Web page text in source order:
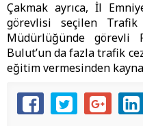
Çakmak ayrıca, İl
görevlisi seçilen
Müdürlüğünde görevli
Bulut’un da fazla trafik
eğitim vermesinden